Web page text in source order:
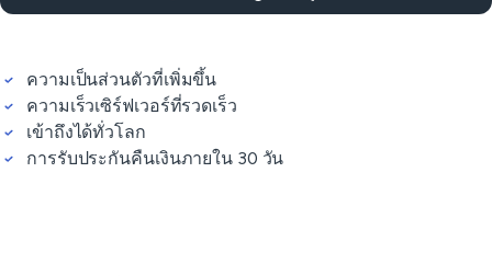
ความเป็นส่วนตัวที่เพิ่มขึ้น
ความเร็วเซิร์ฟเวอร์ที่รวดเร็ว
เข้าถึงได้ทั่วโลก
การรับประกันคืนเงินภายใน 30 วัน